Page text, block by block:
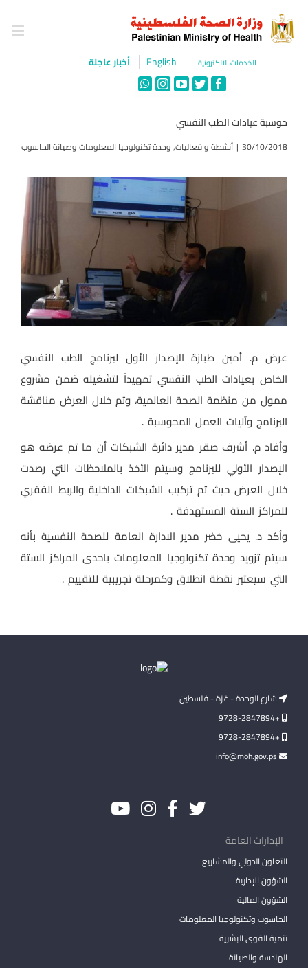
content
الخدمات الالكترونية English أخبار عاجلة
Facebook
Twitter
YouTube
Instagram
WhatsApp
حوسبة عيادات الطب النفسي
30/10/2018
| أنشطة و فعاليات,وحدة تكنولوجيا المعلومات وصيانة الحاسوب
عرض م. أمين طبازة الإصدار الأول لبرنامج الطب النفسي
الخاص بعيادات الطب النفسي تمهيداً لتشغيله ضمن مشروع
ممول من منظمة الصحة العالمية، وتم خلال العرض مناقشة
البرنامج وآليات العمل المحوسبة .
وأفاد م. أشرف صقر مدير دائرة الشبكات أن ما تم عرضه هو
الإصدار الأولي للبرنامج وسيتم الأخذ بالملاحظات التي رصدت
خلال العرض حيث تم تركيب الشبكات الداخلية والربط الفقري
للمراكز الستة المستهدفة .
وأكد د. يحيى خضر مدير الادارة العامة للصحة النفسية بأنه
سيتم تزويد وحدة تكنولوجيا المعلومات باحدى المراكز الستة
التي سيعتبر نقطة انطلاق وكمرحلة تجريبية للتقييم .
شارع الوحدة - غزة - فلسطين
+9728-2847894
+9728-2847894
الإدارات العامة
التعاون الدولي والمشاريع
الشؤون الإدارية
الشؤون المالية
الحاسوب وتكنولوجيا المعلومات
تنمية القوى البشرية
الهندسة والصيانة